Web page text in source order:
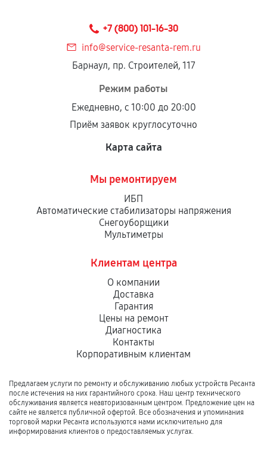
+7 (800) 101-16-30
info@service-resanta-rem.ru
Барнаул, пр. Строителей, 117
Режим работы
Ежедневно, с 10:00 до 20:00
Приём заявок круглосуточно
Карта сайта
Мы ремонтируем
ИБП
Автоматические стабилизаторы напряжения
Снегоуборщики
Мультиметры
Клиентам центра
О компании
Доставка
Гарантия
Цены на ремонт
Диагностика
Контакты
Корпоративным клиентам
Предлагаем услуги по ремонту и обслуживанию любых устройств Ресанта
после истечения на них гарантийного срока. Наш центр технического
обслуживания является неавторизованным центром. Предложение цен на
сайте не является публичной офертой. Все обозначения и упоминания
торговой марки Ресанта используются нами исключительно для
информирования клиентов о предоставляемых услугах.